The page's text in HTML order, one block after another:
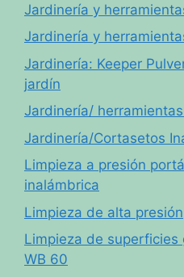
Jardinería y
Jardinería y
Jardinería: Keeper
jardín
Jardinería/
Jardinería/Cortasetos
Limpieza a presión
inalámbrica
Limpieza de alta presión
Limpieza de superficies
WB 60